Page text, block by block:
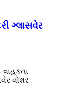
ગ્લાસવેર